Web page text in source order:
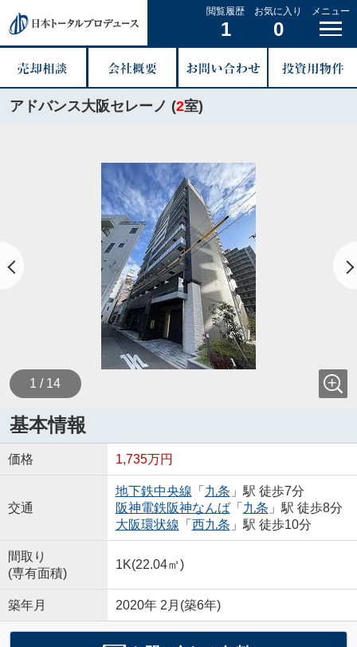
閲覧履歴
1
お気に入り
0
メニュー
アドバンス大阪セレーノ (2室)
1 / 14
基本情報
価格 1,735万円
交通
地下鉄中央線 「 九条 」駅 徒歩7分
阪神電鉄阪神なんば「 九条 」駅 徒歩8分
大阪環状線 「 西九条 」駅 徒歩10分
間取り
(専有面積)
1K(22.04㎡)
築年月 2020年 2月(築6年)